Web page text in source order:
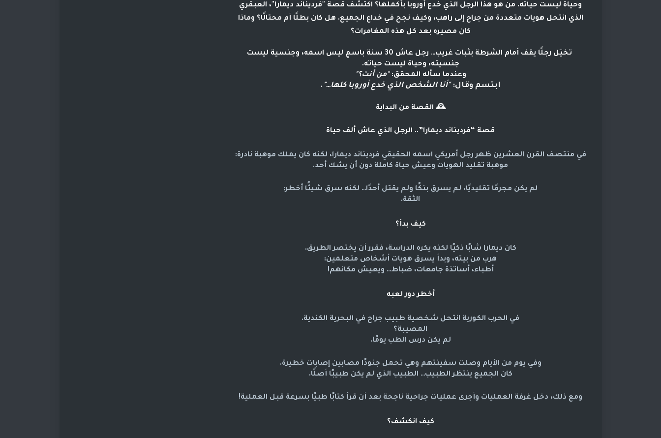
وحياة ليست حياته. من هو هذا الرجل الذي خدع أوروبا بأكملها؟ اكتشف قصة "فرديناند ديمارا"، العبقري
الذي انتحل هويات متعددة من جراح إلى راهب، وكيف نجح في خداع الجميع. هل كان بطلًا أم محتالًا؟ وماذا
كان مصيره بعد كل هذه المغامرات؟
تخيّل رجلًا يقف أمام الشرطة بثبات غريب… رجل عاش 30 سنة باسمٍ ليس اسمه، وجنسية ليست
جنسيته، وحياة ليست حياته.
وعندما سأله المحقق:"من أنت؟"
ابتسم وقال:"أنا الشخص الذي خدع أوروبا كلها…" .
🕰️ القصة من البداية
قصة “فرديناند ديمارا”.. الرجل الذي عاش ألف حياة
في منتصف القرن العشرين ظهر رجل أمريكي اسمه الحقيقي فرديناند ديمارا، لكنه كان يملك موهبة نادرة:
موهبة تقليد الهويات وعيش حياة كاملة دون أن يشك أحد.
لم يكن مجرمًا تقليديًا، لم يسرق بنكًا ولم يقتل أحدًا… لكنه سرق شيئًا أخطر:
الثقة.
كيف بدأ؟
كان ديمارا شابًا ذكيًا لكنه يكره الدراسة، فقرر أن يختصر الطريق.
هرب من بيته، وبدأ يسرق هويات أشخاص متعلمين:
أطباء، أساتذة جامعات، ضباط… ويعيش مكانهم!
أخطر دور لعبه
في الحرب الكورية انتحل شخصية طبيب جراح في البحرية الكندية.
المصيبة؟
لم يكن درس الطب يومًا.
وفي يوم من الأيام وصلت سفينتهم وهي تحمل جنودًا مصابين إصابات خطيرة.
كان الجميع ينتظر الطبيب… الطبيب الذي لم يكن طبيبًا أصلًا.
ومع ذلك، دخل غرفة العمليات وأجرى عمليات جراحية ناجحة بعد أن قرأ كتابًا طبيًا بسرعة قبل العملية!
كيف انكشف؟